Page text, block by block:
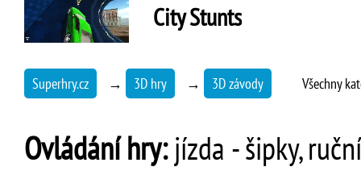
City Stunts
Superhry.cz → 3D hry → 3D závody Všechny
Ovládání hry:jízda - šipky,